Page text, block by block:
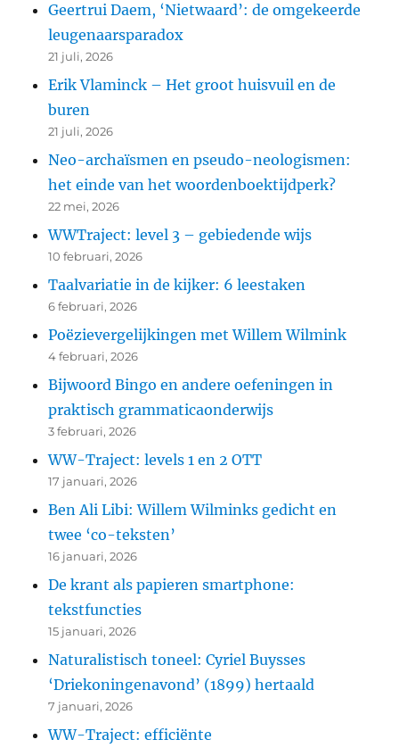
Geertrui Daem, ‘Nietwaard’: de omgekeerde
leugenaarsparadox
21 juli, 2026
Erik Vlaminck – Het groot huisvuil en de
buren
21 juli, 2026
Neo-archaïsmen en pseudo-neologismen:
het einde van het woordenboektijdperk?
22 mei, 2026
WWTraject: level 3 – gebiedende wijs
10 februari, 2026
Taalvariatie in de kijker: 6 leestaken
6 februari, 2026
Poëzievergelijkingen met Willem Wilmink
4 februari, 2026
Bijwoord Bingo en andere oefeningen in
praktisch grammaticaonderwijs
3 februari, 2026
WW-Traject: levels 1 en 2 OTT
17 januari, 2026
Ben Ali Libi: Willem Wilminks gedicht en
twee ‘co-teksten’
16 januari, 2026
De krant als papieren smartphone:
tekstfuncties
15 januari, 2026
Naturalistisch toneel: Cyriel Buysses
‘Driekoningenavond’ (1899) hertaald
7 januari, 2026
WW-Traject: efficiënte